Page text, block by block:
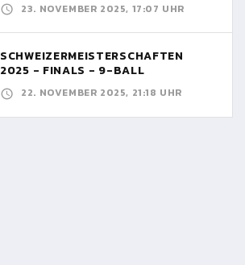
23. NOVEMBER 2025, 17:07 UHR
SCHWEIZERMEISTERSCHAFTEN
2025 - FINALS - 9-BALL
22. NOVEMBER 2025, 21:18 UHR